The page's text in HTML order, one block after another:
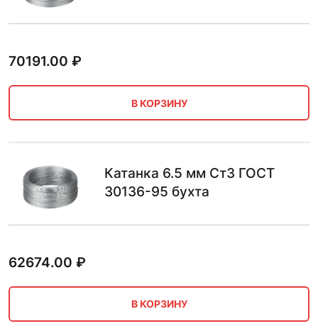
70191.00 ₽
В КОРЗИНУ
Катанка 6.5 мм Ст3 ГОСТ
30136-95 бухта
62674.00 ₽
В КОРЗИНУ